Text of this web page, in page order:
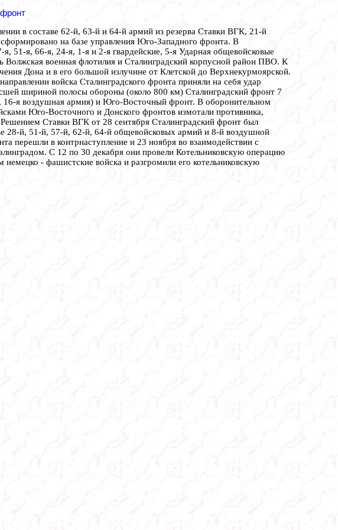
в составе 62-й, 63-й и 64-й армий из резерва Ставки ВГК, 21-й
на базе управления Юго-Западного фронта. В
51-я, 66-я, 24-я, 1-я и 2-я гвардейские, 5-я Ударная общевойсковые
военная флотилия и Сталинградский корпусной район ПВО. К
Дона и в его большой излучине от Клетской до Верхнекурмоярской.
войска Сталинградского фронта приняли на себя удар
шириной полосы обороны (около 800 км) Сталинградский фронт 7
16-я воздушная армия) и Юго-Восточный фронт. В оборонительном
Юго-Восточного и Донского фронтов измотали противника,
Ставки ВГК от 28 сентября Сталинградский фронт был
28-й, 51-й, 57-й, 62-й, 64-й общевойсковых армий и 8-й воздушной
перешли в контрнаступление и 23 ноября во взаимодействии с
С 12 по 30 декабря они провели Котельниковскую операцию
- фашистские войска и разгромили его котельниковскую